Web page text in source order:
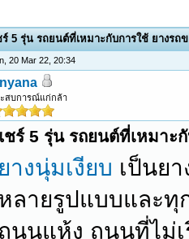
5 รุ่น รถยนต์ที่เหมาะกับการใช้ ยางรถ
20 Mar 22, 20:34
สบการณ์แก่กล้า
ชร์ 5 รุ่น รถยนต์ที่เหมาะ
ยางนุ่มเงียบ เป็นย
ลายรูปแบบและทุ
นนแห้ง ถนนที่ไม่